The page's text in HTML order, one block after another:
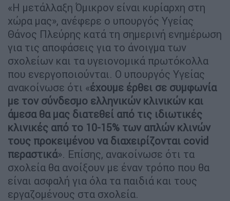
«Η μετάλλαξη Όμικρον είναι κυρίαρχη στη
χώρα μας», ανέφερε ο υπουργός Υγείας
Θάνος Πλεύρης κατά τη σημερινή ενημέρωση
για τις αποφάσεις για το άνοιγμα των
σχολείων και τα υγειονομικά πρωτόκολλα
που ενεργοποιούνται. Ο υπουργός Υγείας
ανακοίνωσε ότι «έχουμε έρθει σε συμφωνία
με τον σύνδεσμο ελληνικών κλινικών και
άμεσα θα μας διατεθεί από τις ιδιωτικές
κλινικές από το 10-15% των απλών κλινών
τους προκειμένου να διαχειρίζονται covid
περαστικά». Επίσης, ανακοίνωσε ότι τα
σχολεία θα ανοίξουν με έναν τρόπο που θα
είναι ασφαλή για όλα τα παιδιά και τους
εργαζομένους στα σχολεία.